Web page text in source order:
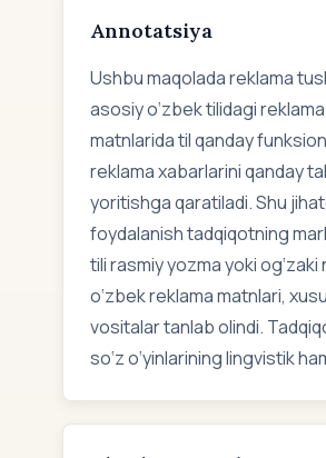
Annotatsiya
Ushbu maqolada reklama
asosiy o‘zbek tilidagi
matnlarida til qanday
reklama xabarlarini qanday
yoritishga qaratiladi. Shu
foydalanish tadqiqotning
tili rasmiy yozma yoki
o‘zbek reklama matnlari,
vositalar tanlab olindi.
so‘z o‘yinlarining lingvistik